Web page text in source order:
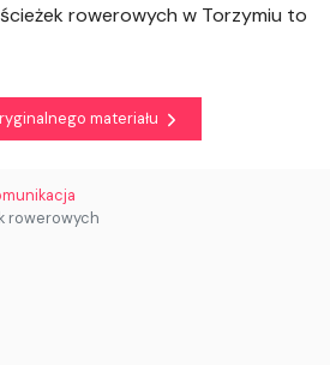
rowerowych w Torzymiu to
materiału
rowerowych